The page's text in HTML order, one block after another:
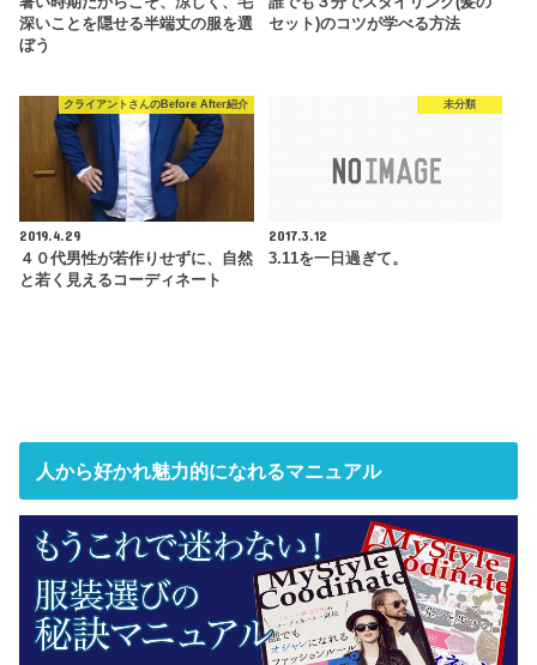
深いことを隠せる半端丈の服を選
ぼう
セット)のコツが学べる方法
クライアントさんのBefore After紹介
2019.4.29
４０代男性が若作りせずに、自然
と若く見えるコーディネート
未分類
2017.3.12
3.11を一日過ぎて。
人から好かれ魅力的になれるマニュアル